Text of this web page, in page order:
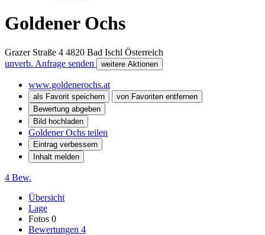
Goldener Ochs
Grazer Straße 4 4820 Bad Ischl Österreich
unverb. Anfrage senden
weitere Aktionen
www.goldenerochs.at
als Favorit speichern
von Favoriten entfernen
Bewertung abgeben
Bild hochladen
Goldener Ochs teilen
Eintrag verbessern
Inhalt melden
4 Bew.
Übersicht
Lage
Fotos 0
Bewertungen 4